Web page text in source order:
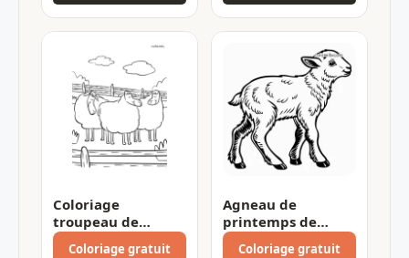
Coloriage
troupeau de
moutons
Coloriage gratuit
Agneau de
printemps de
profil
Coloriage gratuit